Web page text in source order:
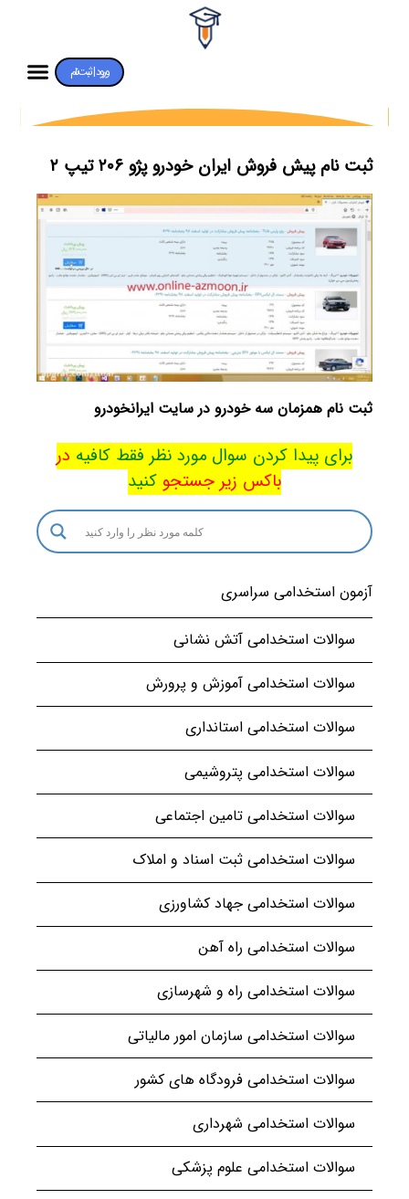
ورود | ثبت‌نام
ثبت نام پیش فروش ایران خودرو پژو ۲۰۶ تیپ ۲
ثبت نام همزمان سه خودرو در سایت ایرانخودرو
برای پیدا کردن سوال مورد نظر فقط کافیه در
باکس زیر جستجو کنید
آزمون استخدامی سراسری
سوالات استخدامی آتش نشانی
سوالات استخدامی آموزش و پرورش
سوالات استخدامی استانداری
سوالات استخدامی پتروشیمی
سوالات استخدامی تامین اجتماعی
سوالات استخدامی ثبت اسناد و املاک
سوالات استخدامی جهاد کشاورزی
سوالات استخدامی راه آهن
سوالات استخدامی راه و شهرسازی
سوالات استخدامی سازمان امور مالیاتی
سوالات استخدامی فرودگاه های کشور
سوالات استخدامی شهرداری
سوالات استخدامی علوم پزشکی